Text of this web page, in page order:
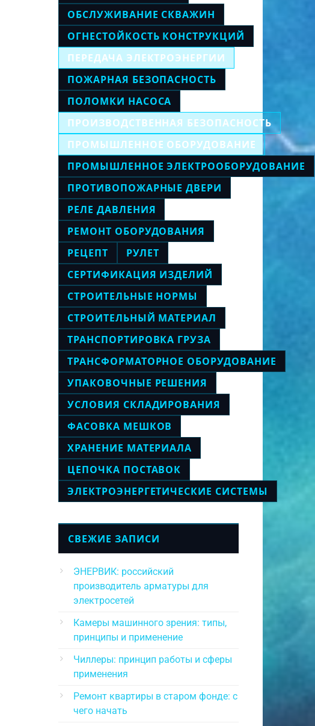
ОБСЛУЖИВАНИЕ СКВАЖИН
ОГНЕСТОЙКОСТЬ КОНСТРУКЦИЙ
ПЕРЕДАЧА ЭЛЕКТРОЭНЕРГИИ
ПОЖАРНАЯ БЕЗОПАСНОСТЬ
ПОЛОМКИ НАСОСА
ПРОИЗВОДСТВЕННАЯ БЕЗОПАСНОСТЬ
ПРОМЫШЛЕННОЕ ОБОРУДОВАНИЕ
ПРОМЫШЛЕННОЕ ЭЛЕКТРООБОРУДОВАНИЕ
ПРОТИВОПОЖАРНЫЕ ДВЕРИ
РЕЛЕ ДАВЛЕНИЯ
РЕМОНТ ОБОРУДОВАНИЯ
РЕЦЕПТ
РУЛЕТ
СЕРТИФИКАЦИЯ ИЗДЕЛИЙ
СТРОИТЕЛЬНЫЕ НОРМЫ
СТРОИТЕЛЬНЫЙ МАТЕРИАЛ
ТРАНСПОРТИРОВКА ГРУЗА
ТРАНСФОРМАТОРНОЕ ОБОРУДОВАНИЕ
УПАКОВОЧНЫЕ РЕШЕНИЯ
УСЛОВИЯ СКЛАДИРОВАНИЯ
ФАСОВКА МЕШКОВ
ХРАНЕНИЕ МАТЕРИАЛА
ЦЕПОЧКА ПОСТАВОК
ЭЛЕКТРОЭНЕРГЕТИЧЕСКИЕ СИСТЕМЫ
СВЕЖИЕ ЗАПИСИ
ЭНЕРВИК: российский
производитель арматуры для
электросетей
Камеры машинного зрения: типы,
принципы и применение
Чиллеры: принцип работы и сферы
применения
Ремонт квартиры в старом фонде: с
чего начать